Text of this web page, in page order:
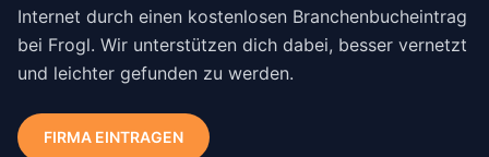
Internet durch einen kostenlosen Branchenbucheintrag
bei Frogl. Wir unterstützen dich dabei, besser vernetzt
und leichter gefunden zu werden.
FIRMA EINTRAGEN